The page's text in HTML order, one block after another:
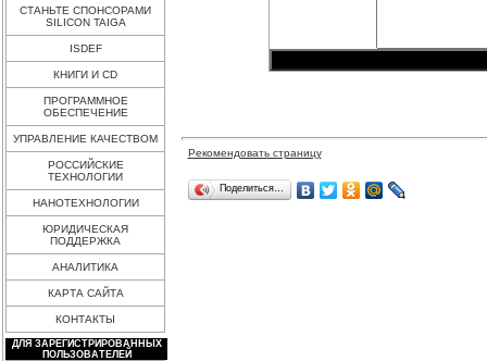
СТАНЬТЕ СПОНСОРАМИ
SILICON TAIGA
ISDEF
КНИГИ И CD
ПРОГРАММНОЕ
ОБЕСПЕЧЕНИЕ
УПРАВЛЕНИЕ КАЧЕСТВОМ
РОССИЙСКИЕ
ТЕХНОЛОГИИ
НАНОТЕХНОЛОГИИ
ЮРИДИЧЕСКАЯ
ПОДДЕРЖКА
АНАЛИТИКА
КАРТА САЙТА
КОНТАКТЫ
ДЛЯ ЗАРЕГИСТРИРОВАННЫХ
ПОЛЬЗОВАТЕЛЕЙ
Рекомендовать страницу
Поделиться…